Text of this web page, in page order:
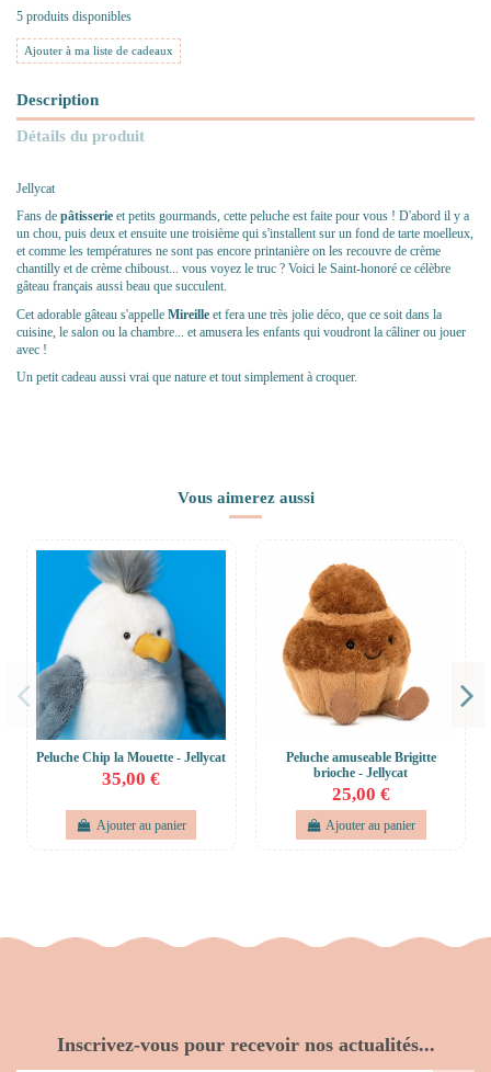
5 produits disponibles
Ajouter à ma liste de cadeaux
Description
Détails du produit
Jellycat
Fans de pâtisserie et petits gourmands, cette peluche est faite pour vous ! D'abord il y a
un chou, puis deux et ensuite une troisième qui s'installent sur un fond de tarte moelleux,
et comme les températures ne sont pas encore printanière on les recouvre de crème
chantilly et de crème chiboust... vous voyez le truc ? Voici le Saint-honoré ce célèbre
gâteau français aussi beau que succulent.
Cet adorable gâteau s'appelle Mireille et fera une très jolie déco, que ce soit dans la
cuisine, le salon ou la chambre... et amusera les enfants qui voudront la câliner ou jouer
avec !
Un petit cadeau aussi vrai que nature et tout simplement à croquer.
Vous aimerez aussi
Peluche Chip la Mouette - Jellycat
35,00 €
Ajouter au panier
Peluche amuseable Brigitte
brioche - Jellycat
25,00 €
Ajouter au panier
Inscrivez-vous pour recevoir nos actualités...